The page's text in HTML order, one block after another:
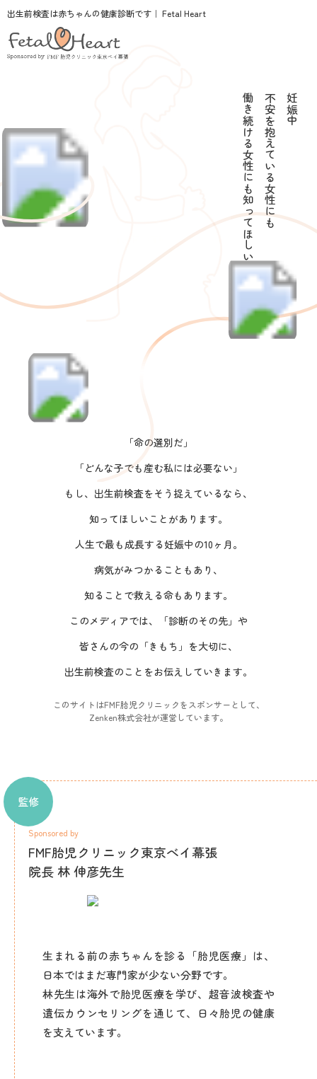
出生前検査は赤ちゃんの健康診断です｜ Fetal Heart
妊娠中
不安を抱えている女性にも
働き続ける女性にも知ってほしい
「命の選別だ」
「どんな子でも産む私には必要ない」
もし、出生前検査をそう捉えているなら、
知ってほしいことがあります。
人生で最も成長する妊娠中の10ヶ月。
病気がみつかることもあり、
知ることで救える命もあります。
このメディアでは、「診断のその先」や
皆さんの今の「きもち」を大切に、
出生前検査のことをお伝えしていきます。
このサイトはFMF胎児クリニックをスポンサーとして、
Zenken株式会社が運営しています。
監修
Sponsored by
FMF胎児クリニック東京べイ幕張
院長 林 伸彦先生
生まれる前の赤ちゃんを診る「胎児医療」は、
日本ではまだ専門家が少ない分野です。
林先生は海外で胎児医療を学び、超音波検査や
遺伝カウンセリングを通じて、日々胎児の健康
を支えています。